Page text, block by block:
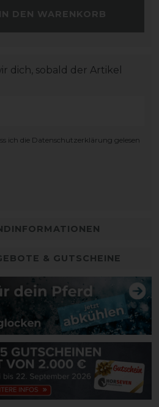
IN DEN WARENKORB
dich, sobald der Artikel
ich die Daten­schutz­erklärung gelesen
& GUTSCHEINE